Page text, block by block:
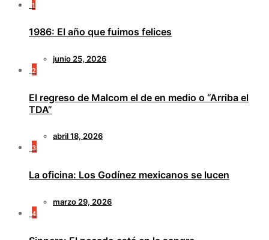
1
1986: El año que fuimos felices
junio 25, 2026
2
El regreso de Malcom el de en medio o “Arriba el
TDA”
abril 18, 2026
3
La oficina: Los Godínez mexicanos se lucen
marzo 29, 2026
4